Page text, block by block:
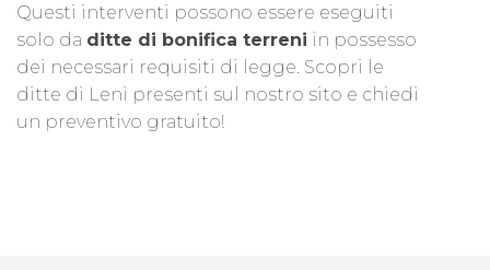
Questi interventi possono essere eseguiti
solo da ditte di bonifica terreni in possesso
dei necessari requisiti di legge. Scopri le
ditte di Leni presenti sul nostro sito e chiedi
un preventivo gratuito!